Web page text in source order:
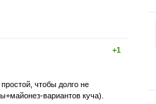
+1
чтобы долго не
вариантов куча).